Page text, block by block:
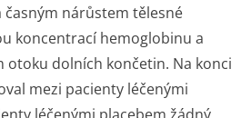
nárůstem tělesné
koncentrací hemoglobinu a
otoku dolních končetin. Na konci
mezi pacienty léčenými